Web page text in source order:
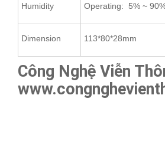
Humidity Operating: 5% ~
Dimension 113*80*28mm
Công Nghệ Viễn